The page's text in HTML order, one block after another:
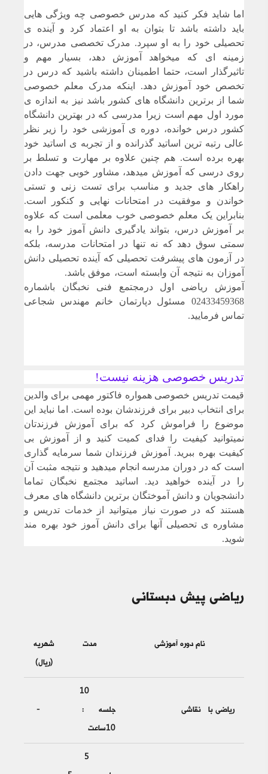
اما شاید فکر کنید که مدرس خصوصی چه ویژگی هایی
باید داشته باشد تا بتوان به او اعتماد کرد و آینده ی
تحصیلی خود را به او سپرد. مدرک تخصصی مدرس، در
زمینه ای که میخواهد آموزش دهد، بسیار مهم و
تاثیرگذار است، حتما اطمینان داشته باشید که درس در
تخصص خود آموزش دهد. اینکه مدرک معلم خصوصی
شما از برترین دانشگاه های کشور باشد نیز به اندازه ی
مورد اول مهم است زیرا مدرسی که در بهترین دانشگاه
کشور درس خوانده، دوره ی آموزشی خود را زیر نظر
عالی رتبه ترین اساتید گذرانده و از تجربه ی اساتید خود
بهره برده است. هم چنین علاوه بر مهارت و تسلط بر
روی درسی که آموزش میدهد، مشاور خوبی جهت دادن
راهکار های جدید و مناسب برای تست زنی و تستی
خواندن و موفقیت در امتحانات نهایی و کنکور است.
بنابراین یک معلم خصوصی خوب معلمی است که علاوه
بر آموزش درس، بتواند یادگیری دانش آموز خود را به
سمتی سوق دهد که نه تنها در امتحانات مدرسه، بلکه
در آزمون های پیشرفت تحصیلی که آینده تحصیلی دانش
آموزان به نتیجه آن وابسته است، موفق باشد.
آموزش ریاضی اول درمجتمع فنی نخبگان باشماره
02433459368 مسئول دپارتمان خانم مهندس شجاعی
تماس فرمایید.
تدریس خصوصی هزینه نیست!
قیمت تدریس خصوصی همواره فاکتور مهمی برای والدین
برای انتخاب دبیر برای فرزندشان بوده است. اما نباید این
موضوع را فراموش کرد که برای آموزش فرزندتان
نمیتوانید کیفیت را فدای کمیت کنید و از آموزش بی
کیفیت بهره ببرید. آموزش فرزندان شما سرمایه گذاری
است که در دوران مدرسه انجام میدهید و نتیجه مثبت آن
را در آینده خواهید دید. اساتید مجتمع نخبگان تماما
دانشجویان و دانش آموختگان برترین دانشگاه های معرف
هستند که در صورت نیاز میتوانید از خدمات تدریس و
مشاوره ی تحصیلی آنها برای دانش آموز خود بهره مند
شوید.
ریاضی پیش دبستانی
نام دوره آموزشی مدت شهریه
(ریال)
ریاضی با نقاشی
10
جلسه :
10ساعت
-
5